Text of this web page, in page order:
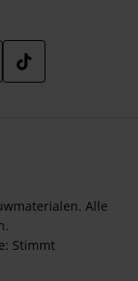
Alle
Stimmt